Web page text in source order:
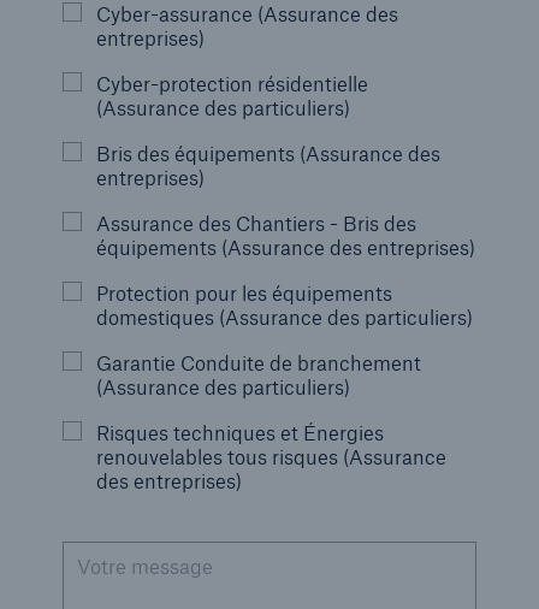
Cyber-assurance (Assurance des
entreprises)
Cyber-protection résidentielle
(Assurance des particuliers)
Bris des équipements (Assurance des
entreprises)
Assurance des Chantiers - Bris des
équipements (Assurance des entreprises)
Protection pour les équipements
domestiques (Assurance des particuliers)
Garantie Conduite de branchement
(Assurance des particuliers)
Risques techniques et Énergies
renouvelables tous risques (Assurance
des entreprises)
Votre message